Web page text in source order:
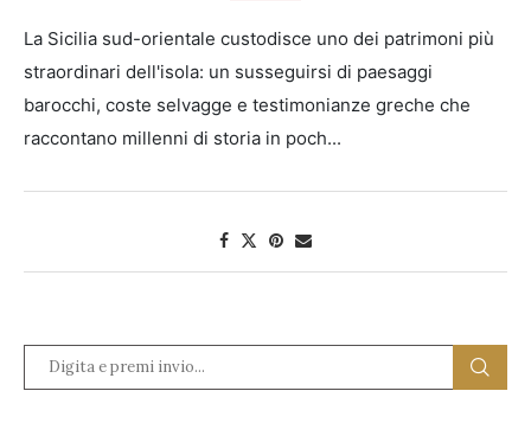
La Sicilia sud-orientale custodisce uno dei patrimoni più
straordinari dell'isola: un susseguirsi di paesaggi
barocchi, coste selvagge e testimonianze greche che
raccontano millenni di storia in poch...